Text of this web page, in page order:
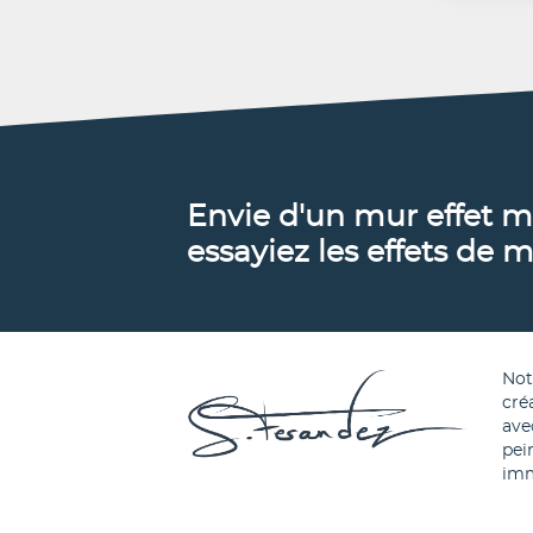
Envie d'un mur effet
essayiez les effets de